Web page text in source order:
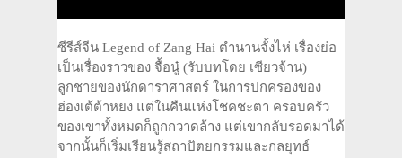
ซีรีส์จีน Legend of Zang Hai ตำนานจั้งไห่ เรื่องย่อ
เป็นเรื่องราวของ จื้อนู๋ (รับบทโดย เซียวจ้าน)
ลูกชายของนักดาราศาสตร์ ในการปกครองของ
ฮ่องเต้ต้าหยง แต่ในคืนแห่งโชคชะตา ครอบครัว
ของเขาทั้งหมดก็ถูกกวาดล้าง แต่เขากลับรอดมาได้
จากนั้นก็เริ่มเรียนรู้สถาปัตยกรรมและกลยุทธ์